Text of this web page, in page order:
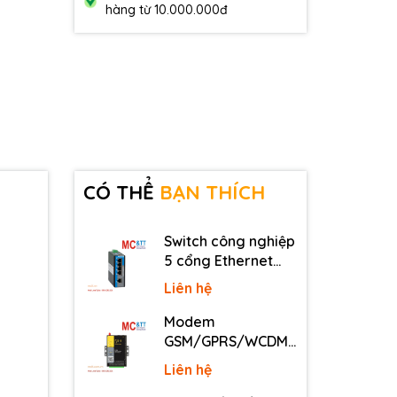
hàng từ 10.000.000đ
CÓ THỂ BẠN THÍCH
Switch công nghiệp
5 cổng Ethernet
3Onedata IES2105-
5T-P48
Liên hệ
Modem
GSM/GPRS/WCDMA
(3G)/LTE (4G) IP
Four-Faith F2816 V4
Liên hệ